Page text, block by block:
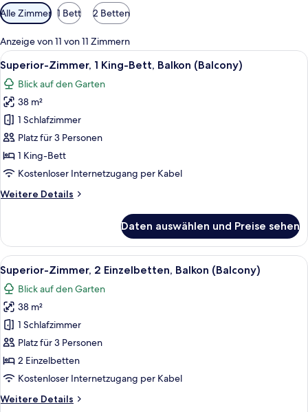
Verfügbare
Filter
für
Zimmer
Alle Zimmer 1 Bett 2 Betten
Anzeige von 11 von 11 Zimmern
Alle
Fotos
für
Superior-
Zimmer,
1 King-
Bett,
Balkon
anzeigen
Ein Hotelzimmer mit einem großen
8
Superior-Zimmer, 1 King-Bett, Balkon (Balcony)
Blick auf den Garten
38 m²
1 Schlafzimmer
Platz für 3 Personen
1 King-Bett
Kostenloser Internetzugang per Kabel
Weitere Details
Weitere
Zimmer,
1 King-
Bett,
Balkon
(Balcony)
Daten auswählen und Preise sehen
Alle
Fotos
für
Superior-
Zimmer,
2 Einzelbetten,
Balkon
(Balcony)
Ein Hotelzimmer mit zwei Betten,
6
Superior-Zimmer, 2 Einzelbetten, Balkon (Balcony)
Blick auf den Garten
38 m²
1 Schlafzimmer
Platz für 3 Personen
2 Einzelbetten
Kostenloser Internetzugang per Kabel
Weitere Details
Weitere